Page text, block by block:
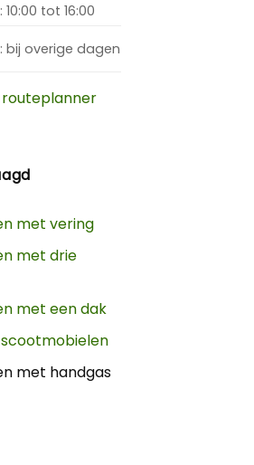
: 10:00 tot 16:00
: bij overige dagen
routeplanner
met vering
met drie
met een dak
met handgas